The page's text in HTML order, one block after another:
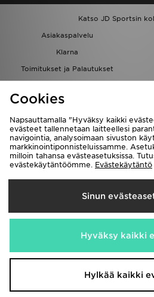
Katso JD Sportsin
Asiakaspalvelu
Klarna
Toimitukset ja Palautukset
Löydä myymälä
Kumppanuusohjelma
Suomi
Me hyväksymme
Vieraile yrityksemme
Cookies
Napsauttamalla "Hyväksy kaikki
evästeet tallennetaan laitteellesi
navigointia, analysoimaan sivuston
markkinointiponnisteluissamme.
milloin tahansa evästeasetuksissa.
evästekäytäntöömme. Evästekäytäntö
Sinun
Hyväksy kaikki
Hylkää kaikki